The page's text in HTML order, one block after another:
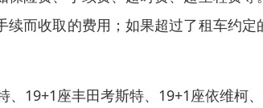
而收取的费用；如果超过了租车约
、19+1座丰田考斯特、19+1座依维柯